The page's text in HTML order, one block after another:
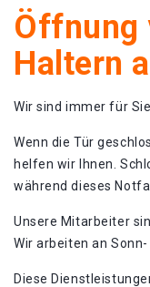
Öffnung
Haltern
Wir sind immer für
Wenn die Tür
helfen wir Ihnen.
während dieses
Unsere Mitarbeiter
Wir arbeiten an
Diese